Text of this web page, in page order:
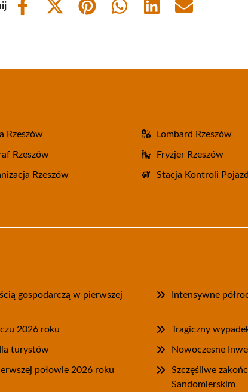
Share
Share
Share
Share
Share
Share
Rzeszów Lombard Rzeszów
Rzeszów Fryzjer Rzeszów
Rzeszów Stacja Kontroli
gospodarczą w pierwszej
Intensywne
2026 roku Tragiczny
turystów Nowoczesne
połowie 2026 roku
Szczęśliwe
Sandomierskim